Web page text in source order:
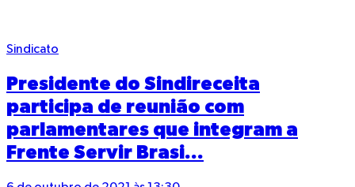
Sindicato
Presidente do Sindireceita
participa de reunião com
parlamentares que integram a
Frente Servir Brasi...